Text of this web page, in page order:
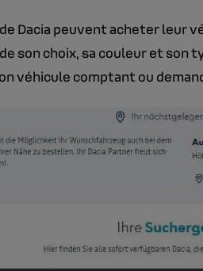
Dacia peuvent acheter leur
son choix, sa couleur et son
véhicule comptant ou